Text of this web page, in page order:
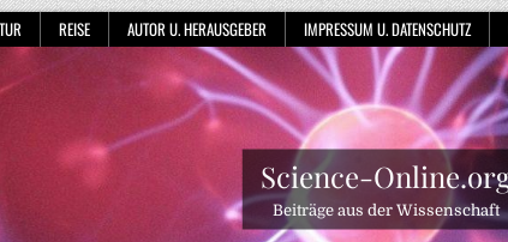
REISE AUTOR U. HERAUSGEBER IMPRESSUM U. DATENSCHUTZ
Science-
Beiträge aus der Wissenschaft